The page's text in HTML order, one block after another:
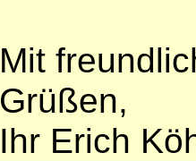
Mit
Grüßen,
Ihr Erich